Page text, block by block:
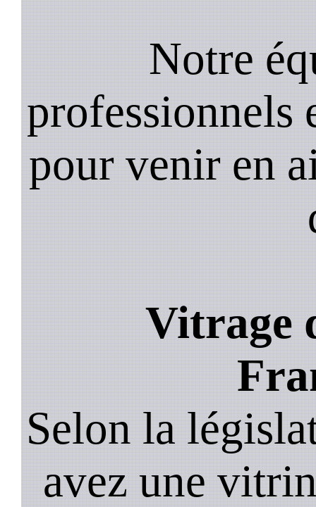
Notre
professionnels
pour venir en
Vitrage
Selon la
avez une